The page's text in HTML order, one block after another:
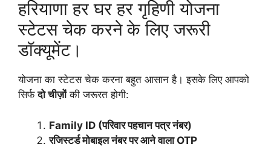
हरियाणा हर घर हर गृहिणी योजना
स्टेटस चेक करने के लिए जरूरी
डॉक्यूमेंट।
योजना का स्टेटस चेक करना बहुत आसान है। इसके लिए आपको
सिर्फदो चीज़ोंकी जरूरत होगी:
Family ID (परिवार पहचान पत्र नंबर)
रजिस्टर्ड मोबाइल नंबर पर आने वाला OTP